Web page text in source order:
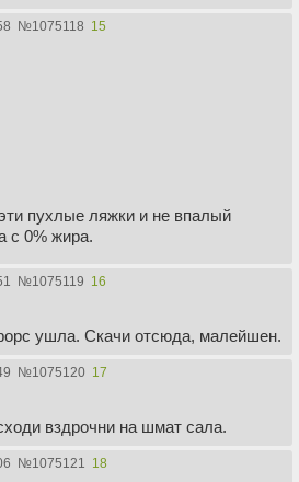
№1075118 15
пухлые ляжки и не впалый
с 0% жира.
№1075119 16
ушла. Скачи отсюда, малейшен.
№1075120 17
вздрочни на шмат сала.
№1075121 18